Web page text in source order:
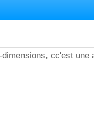
cc'est une